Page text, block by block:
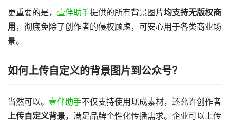
更重要的是， 壹伴助手提供的所有背景图片均支持无版权商
用 ，彻底免除了创作者的侵权顾虑，可安心用于各类商业场
景。
如何上传自定义的背景图片到公众号？
当然可以。 壹伴助手不仅支持使用现成素材，还允许创作者
上传自定义背景，满足品牌个性化传播需求。企业可以上传